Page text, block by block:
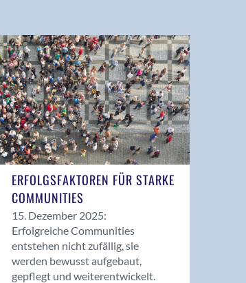
ERFOLGSFAKTOREN FÜR STARKE
COMMUNITIES
15. Dezember 2025:
Erfolgreiche Communities
entstehen nicht zufällig, sie
werden bewusst aufgebaut,
gepflegt und weiterentwickelt.